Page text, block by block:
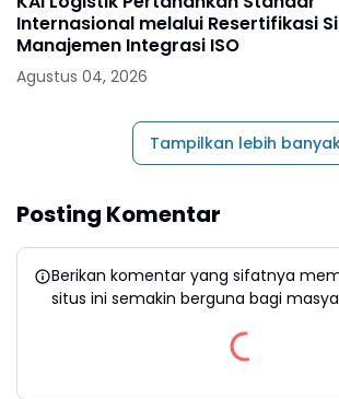
Internasional melalui Resertifikasi
Manajemen Integrasi ISO
Agustus 04, 2026
Tampilkan lebih
Posting Komentar
Berikan komentar yang sifatnya
situs ini semakin berguna bagi